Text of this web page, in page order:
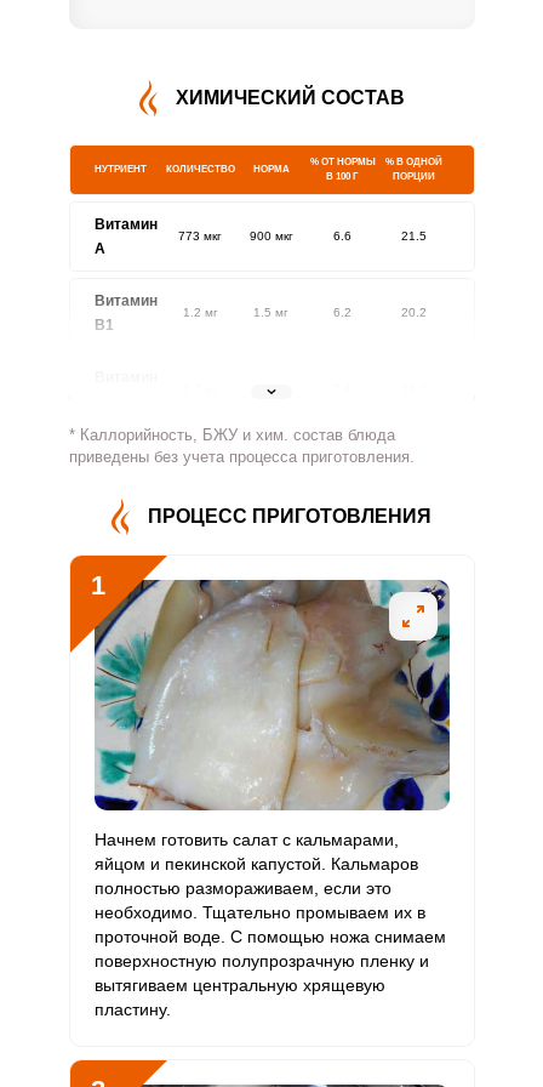
ХИМИЧЕСКИЙ СОСТАВ
НУТРИЕНТ КОЛИЧЕСТВО НОРМА
% ОТ НОРМЫ
В 100 Г
% В ОДНОЙ
ПОРЦИИ
Витамин
A
773 мкг 900 мкг 6.6 21.5
Витамин
В1
1.2 мг 1.5 мг 6.2 20.2
1.8 мг
Витамин
1081.7 мг 500 мг 16.6 54.1
Витамин
В5
Витамин
В6
1.6 мг 2 мг 19.5
Витамин
В9
238.3 мкг 4.6 14.9
Витамин
В12
7.9 мкг 20.3 66.1
Витамин
С
30.9 мкг 90 мкг 2.6
Витамин
D
Витамин
E
Биотин
* Каллорийность, БЖУ и хим. состав блюда
приведены без учета процесса приготовления.
ПРОЦЕСС ПРИГОТОВЛЕНИЯ
1
Начнем готовить салат с кальмарами,
яйцом и пекинской капустой. Кальмаров
полностью размораживаем, если это
необходимо. Тщательно промываем их в
проточной воде. С помощью ножа снимаем
поверхностную полупрозрачную пленку и
вытягиваем центральную хрящевую
пластину.